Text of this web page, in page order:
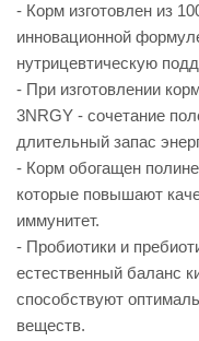
- Корм изготовлен из
инновационной
нутрицевтическую
- При изготовлении
3NRGY - сочетание
длительный запас
- Корм обогащен
которые повышают
иммунитет.
- Пробиотики и
естественный баланс
способствуют
веществ.